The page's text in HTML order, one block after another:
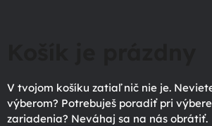
V tvojom košíku zatiaľ nič nie je.
výberom? Potrebuješ poradiť pri
zariadenia? Neváhaj sa na nás obrátiť.